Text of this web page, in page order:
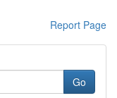
Report Page
Go